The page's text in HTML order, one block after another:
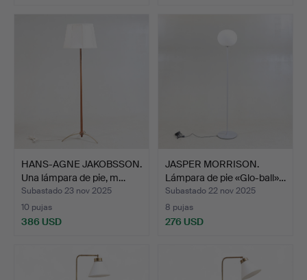
HANS-AGNE JAKOBSSON.
Una lámpara de pie, m…
Subastado 23 nov 2025
10 pujas
386 USD
JASPER MORRISON.
Lámpara de pie «Glo-ball»…
Subastado 22 nov 2025
8 pujas
276 USD